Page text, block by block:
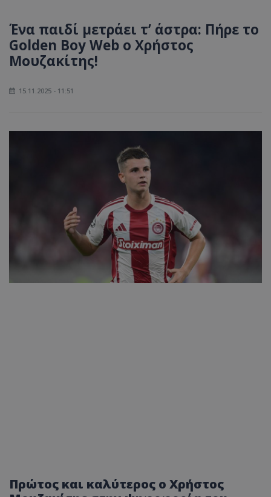
Ένα παιδί μετράει τ’ άστρα: Πήρε το
Golden Boy Web ο Χρήστος
Μουζακίτης!
15.11.2025 - 11:51
Πρώτος και καλύτερος ο Χρήστος